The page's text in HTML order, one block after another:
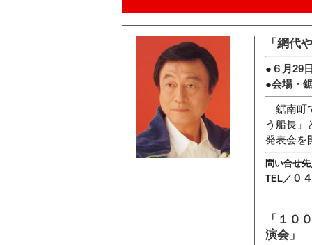
「網代
● ６月29
●会場・
鋸南町
う船長」
発表会を
問い合せ
TEL／ ０
「１０
演会」